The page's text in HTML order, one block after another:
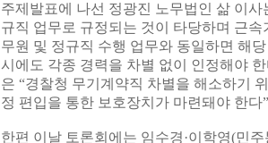
주제발표에 나선 정광진 노무법인 삶 이
규직 업무로 규정되는 것이 타당하며 근
무원 및 정규직 수행 업무와 동일하면 해
시에도 각종 경력을 차별 없이 인정해야
은 “경찰청 무기계약직 차별을 해소하기
정 편입을 통한 보호장치가 마련돼야 한다
한편 이날 토론회에는 임수경·이학영(민